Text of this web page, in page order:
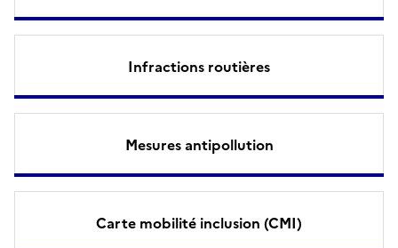
Infractions routières
Mesures antipollution
Carte mobilité inclusion (CMI)